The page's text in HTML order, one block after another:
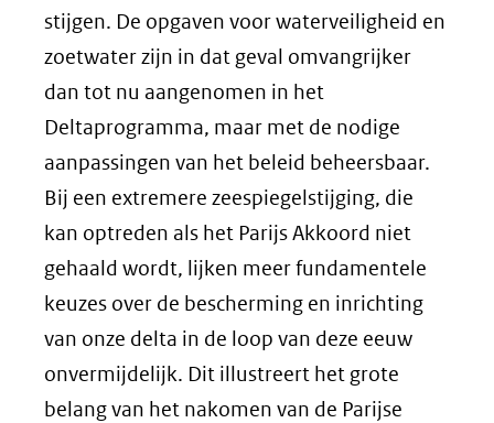
stijgen. De opgaven voor waterveiligheid en
zoetwater zijn in dat geval omvangrijker
dan tot nu aangenomen in het
Deltaprogramma, maar met de nodige
aanpassingen van het beleid beheersbaar.
Bij een extremere zeespiegelstijging, die
kan optreden als het Parijs Akkoord niet
gehaald wordt, lijken meer fundamentele
keuzes over de bescherming en inrichting
van onze delta in de loop van deze eeuw
onvermijdelijk. Dit illustreert het grote
belang van het nakomen van de Parijse